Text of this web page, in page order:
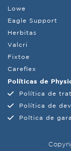
Lowe
Eagle Support
Herbitas
Valcri
Fixtoe
Careflex
Políticas de
Política de
Política de
Poltica de